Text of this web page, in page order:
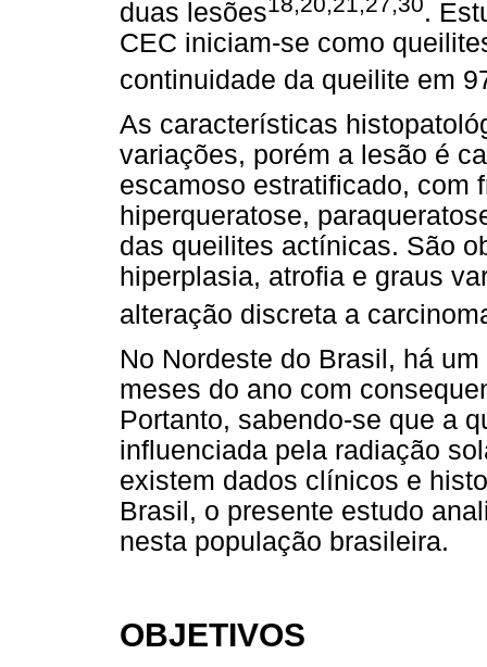
duas lesões
.
CEC iniciam-se como
continuidade da queilite em
As características
variações, porém a lesão é
escamoso estratificado, com
hiperqueratose,
das queilites actínicas. São
hiperplasia, atrofia e graus
alteração discreta a
No Nordeste do Brasil, há
meses do ano com
Portanto, sabendo-se que a
influenciada pela radiação
existem dados clínicos e
Brasil, o presente estudo
nesta população brasileira.
OBJETIVOS